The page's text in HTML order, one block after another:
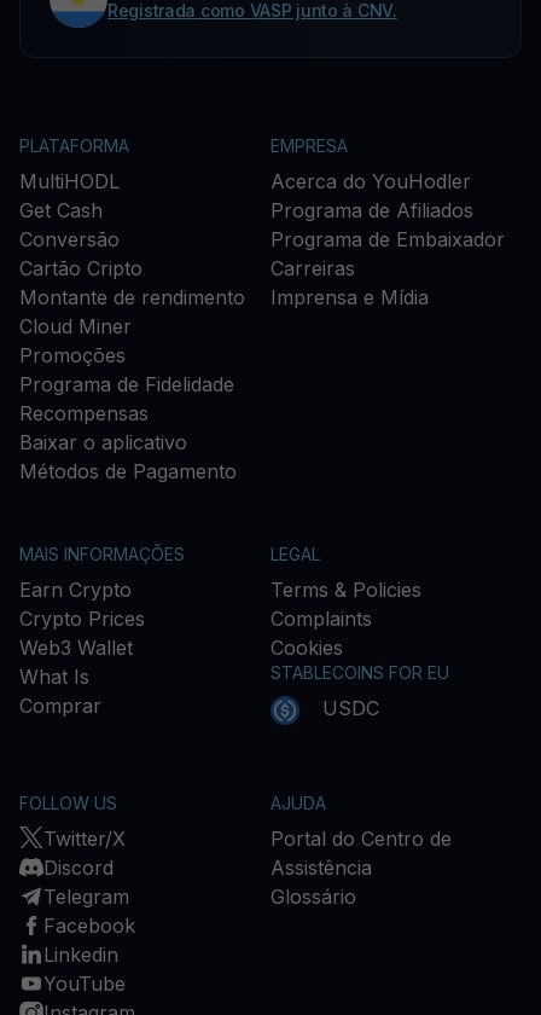
Registrada como VASP junto à CNV.
PLATAFORMA
MultiHODL
Get Cash
Conversão
Cartão Cripto
Montante de rendimento
Cloud Miner
Promoções
Programa de Fidelidade
Recompensas
Baixar o aplicativo
Métodos de Pagamento
EMPRESA
Acerca do YouHodler
Programa de Afiliados
Programa de Embaixador
Carreiras
Imprensa e Mídia
MAIS INFORMAÇÕES
Earn Crypto
Crypto Prices
Web3 Wallet
What Is
Comprar
LEGAL
Terms & Policies
Complaints
Cookies
STABLECOINS FOR EU
USDC
FOLLOW US
Twitter/X
Discord
Telegram
Facebook
Linkedin
YouTube
AJUDA
Portal do Centro de
Assistência
Glossário